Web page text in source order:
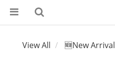
View All 🆕New Arrival